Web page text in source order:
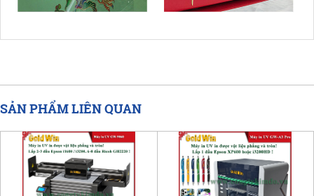
SẢN PHẨM LIÊN QUAN